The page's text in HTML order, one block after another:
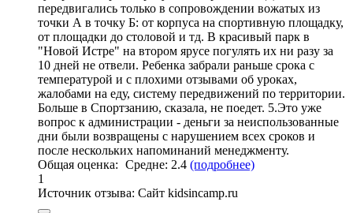
передвигались только в сопровождении вожатых из
точки А в точку Б: от корпуса на спортивную площадку,
от площадки до столовой и тд. В красивый парк в
"Новой Истре" на втором ярусе погулять их ни разу за
10 дней не отвели. Ребенка забрали раньше срока с
температурой и с плохими отзывами об уроках,
жалобами на еду, систему передвижений по территории.
Больше в Спортзанию, сказала, не поедет. 5.Это уже
вопрос к администрации - деньги за неиспользованные
дни были возвращены с нарушением всех сроков и
после нескольких напоминаний менеджменту.
Общая оценка: Средне: 2.4 (подробнее)
1
Источник отзыва: Cайт kidsincamp.ru